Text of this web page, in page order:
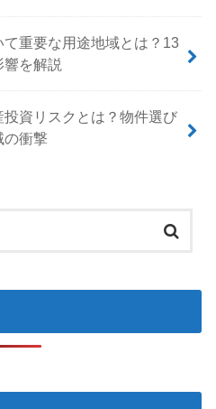
重要な用途地域とは？13
を解説
資リスクとは？物件選び
の衝撃